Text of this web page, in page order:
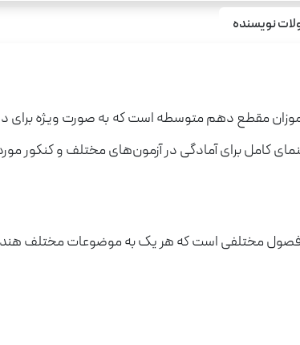
نویسنده
مقطع دهم متوسطه است که به صورت ویژه
کامل برای آمادگی در آزمون‌های مختلف و کنکور مورد
مختلفی است که هر یک به موضوعات مختلف